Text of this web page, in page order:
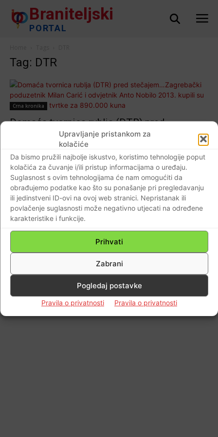
Upravljanje pristankom za
kolačiće
Da bismo pružili najbolje iskustvo, koristimo tehnologije poput
kolačića za čuvanje i/ili pristup informacijama o uređaju.
Suglasnost s ovim tehnologijama će nam omogućiti da
obrađujemo podatke kao što su ponašanje pri pregledavanju
ili jedinstveni ID-ovi na ovoj web stranici. Nepristanak ili
povlačenje suglasnosti može negativno utjecati na određene
karakteristike i funkcije.
Prihvati
Zabrani
Pogledaj postavke
Pravila o privatnosti Pravila o privatnosti
Braniteljski
PORTAL
Tag: DTR
Crna kronika
Domaća tvornica rublja (DTR) pred
stečajem…Zagrebački poduzetnik Milan
Carić i odvjetnik Anto Nobilo 2013. kupili su
većinski dio tvrtke za 890.000 kuna
Braniteljski portal - 30.04.2019
Impressum Kontaktirajte nas
© Newspaper WordPress Theme by TagDiv